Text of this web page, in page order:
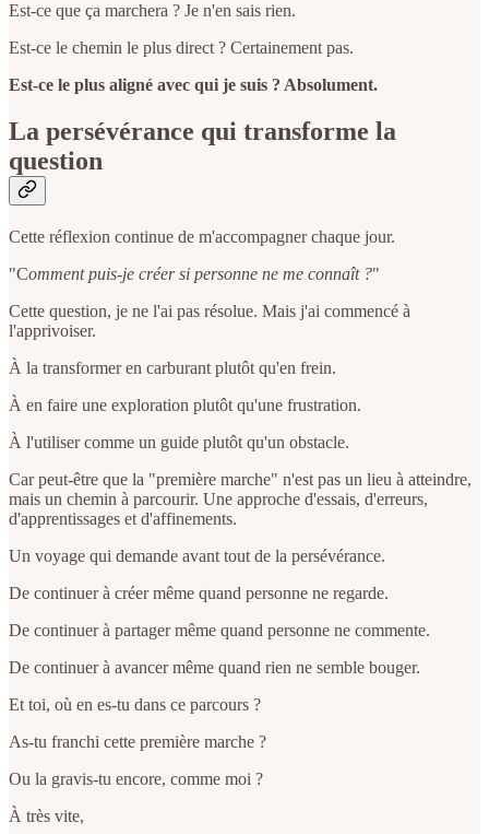
Est-ce que ça marchera ? Je n'en sais rien.
Est-ce le chemin le plus direct ? Certainement pas.
Est-ce le plus aligné avec qui je suis ? Absolument.
La persévérance qui transforme la
question
Cette réflexion continue de m'accompagner chaque jour.
"Comment puis-je créer si personne ne me connaît ?"
Cette question, je ne l'ai pas résolue. Mais j'ai commencé à
l'apprivoiser.
À la transformer en carburant plutôt qu'en frein.
À en faire une exploration plutôt qu'une frustration.
À l'utiliser comme un guide plutôt qu'un obstacle.
Car peut-être que la "première marche" n'est pas un lieu à atteindre,
mais un chemin à parcourir. Une approche d'essais, d'erreurs,
d'apprentissages et d'affinements.
Un voyage qui demande avant tout de la persévérance.
De continuer à créer même quand personne ne regarde.
De continuer à partager même quand personne ne commente.
De continuer à avancer même quand rien ne semble bouger.
Et toi, où en es-tu dans ce parcours ?
As-tu franchi cette première marche ?
Ou la gravis-tu encore, comme moi ?
À très vite,